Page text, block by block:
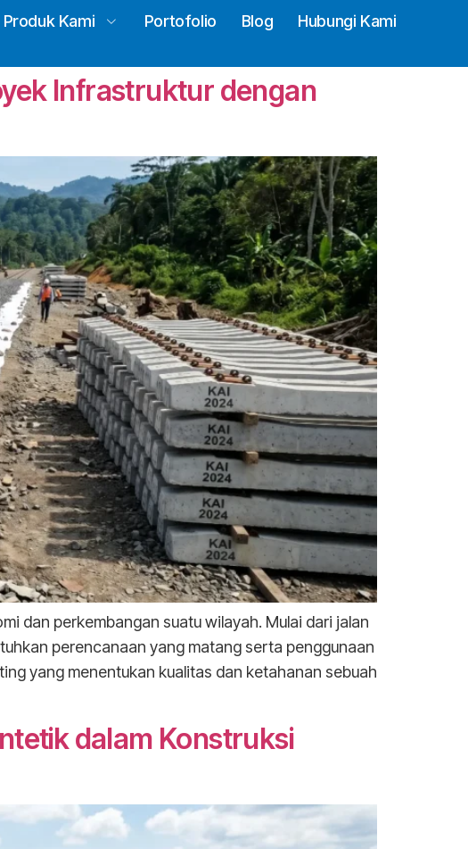
Produk Kami Portofolio Blog Hubungi Kami
Infrastruktur dengan
dan perkembangan suatu wilayah. Mulai dari jalan
perencanaan yang matang serta penggunaan
yang menentukan kualitas dan ketahanan sebuah
dalam Konstruksi